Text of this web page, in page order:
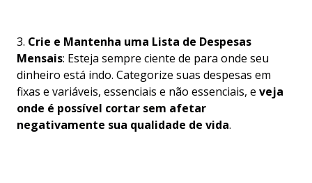
3. Crie e Mantenha uma Lista de Despesas
Mensais: Esteja sempre ciente de para onde seu
dinheiro está indo. Categorize suas despesas em
fixas e variáveis, essenciais e não essenciais, e veja
onde é possível cortar sem afetar
negativamente sua qualidade de vida.